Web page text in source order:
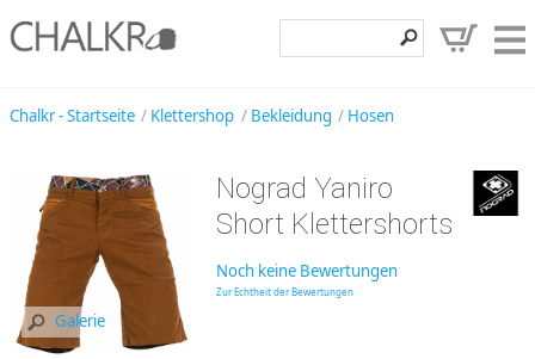
Entdecken
Chalkr - Startseite Klettershop Bekleidung Hosen
Galerie
Nograd Yaniro
Short Klettershorts
Noch keine Bewertungen
Zur Echtheit der Bewertungen